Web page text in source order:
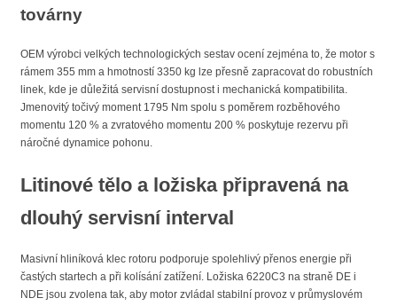
továrny
OEM výrobci velkých technologických sestav ocení zejména to, že motor s
rámem 355 mm a hmotností 3350 kg lze přesně zapracovat do robustních
linek, kde je důležitá servisní dostupnost i mechanická kompatibilita.
Jmenovitý točivý moment 1795 Nm spolu s poměrem rozběhového
momentu 120 % a zvratového momentu 200 % poskytuje rezervu při
náročné dynamice pohonu.
Litinové tělo a ložiska připravená na
dlouhý servisní interval
Masivní hliníková klec rotoru podporuje spolehlivý přenos energie při
častých startech a při kolísání zatížení. Ložiska 6220C3 na straně DE i
NDE jsou zvolena tak, aby motor zvládal stabilní provoz v průmyslovém